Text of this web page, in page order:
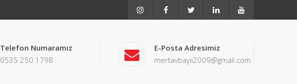
E-Posta Adresimiz
mertavbayii2009@gmail.com
Telefon Numaramız
0535 250 1798